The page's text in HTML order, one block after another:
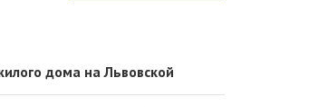
дома на Львовской